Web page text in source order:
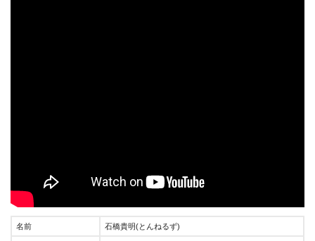
名前 石橋貴明(とんねるず)